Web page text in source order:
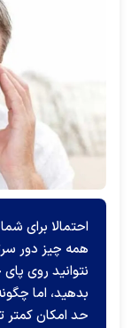
احتمالا برای
همه چیز دور
نتوانید روی
بدهید، اما
حد امکان کمتر